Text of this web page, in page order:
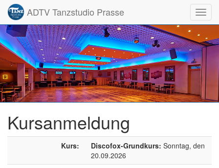
ADTV Tanzstudio Prasse
Kursanmeldung
Kurs: Discofox-Grundkurs: Sonntag, den
20.09.2026